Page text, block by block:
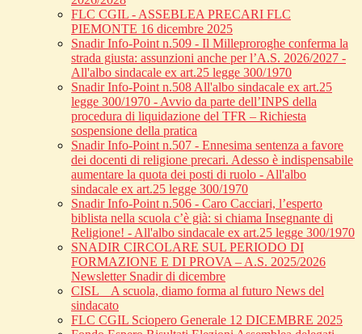
FLC CGIL - ASSEBLEA PRECARI FLC
PIEMONTE 16 dicembre 2025
Snadir Info-Point n.509 - Il Milleproroghe conferma la
strada giusta: assunzioni anche per l’A.S. 2026/2027 -
All'albo sindacale ex art.25 legge 300/1970
Snadir Info-Point n.508 All'albo sindacale ex art.25
legge 300/1970 - Avvio da parte dell’INPS della
procedura di liquidazione del TFR – Richiesta
sospensione della pratica
Snadir Info-Point n.507 - Ennesima sentenza a favore
dei docenti di religione precari. Adesso è indispensabile
aumentare la quota dei posti di ruolo - All'albo
sindacale ex art.25 legge 300/1970
Snadir Info-Point n.506 - Caro Cacciari, l’esperto
biblista nella scuola c’è già: si chiama Insegnante di
Religione! - All'albo sindacale ex art.25 legge 300/1970
SNADIR CIRCOLARE SUL PERIODO DI
FORMAZIONE E DI PROVA – A.S. 2025/2026
Newsletter Snadir di dicembre
CISL _ A scuola, diamo forma al futuro News del
sindacato
FLC CGIL Sciopero Generale 12 DICEMBRE 2025